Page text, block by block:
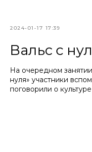
2024-01-17 17:39
Вальс с
На очередном
нуля» участники
поговорили о